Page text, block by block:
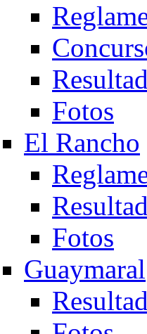
Fotos
El Rancho
Fotos
Guaymaral